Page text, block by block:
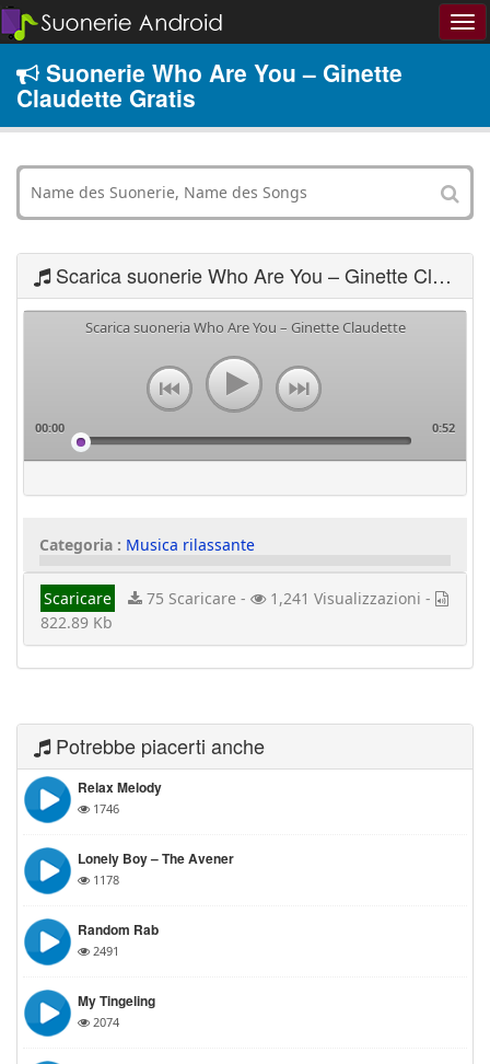
Suonerie Who Are You – Ginette
Claudette Gratis
Scarica suonerie Who Are You – Ginette Claudette
Scarica suoneria Who Are You – Ginette Claudette
00:00 0:52
Categoria : Musica rilassante
Scaricare 75 Scaricare -
1,241 Visualizzazioni -
822.89 Kb
Potrebbe piacerti anche
Relax Melody
1746
Lonely Boy – The Avener
1178
Random Rab
2491
My Tingeling
2074